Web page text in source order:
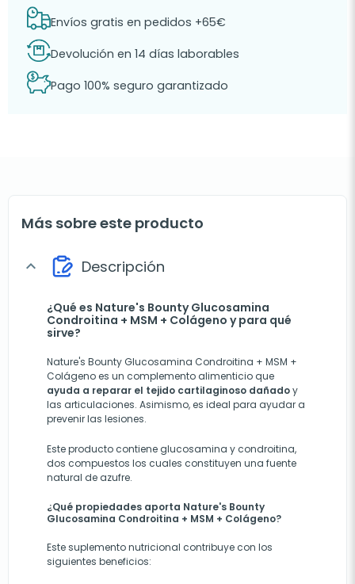
Envíos gratis en pedidos +65€
Devolución en 14 días laborables
Pago 100% seguro garantizado
Más sobre este producto
expand_more Descripción
¿Qué es Nature's Bounty Glucosamina
Condroitina + MSM + Colágeno y para qué
sirve?
Nature's Bounty Glucosamina Condroitina + MSM +
Colágeno es un complemento alimenticio que
ayuda a reparar el tejido cartilaginoso dañadoy
las articulaciones. Asimismo, es ideal para ayudar a
prevenir las lesiones.
Este producto contiene glucosamina y condroitina,
dos compuestos los cuales constituyen una fuente
natural de azufre.
¿Qué propiedades aporta Nature's Bounty
Glucosamina Condroitina + MSM + Colágeno?
Este suplemento nutricional contribuye con los
siguientes beneficios: